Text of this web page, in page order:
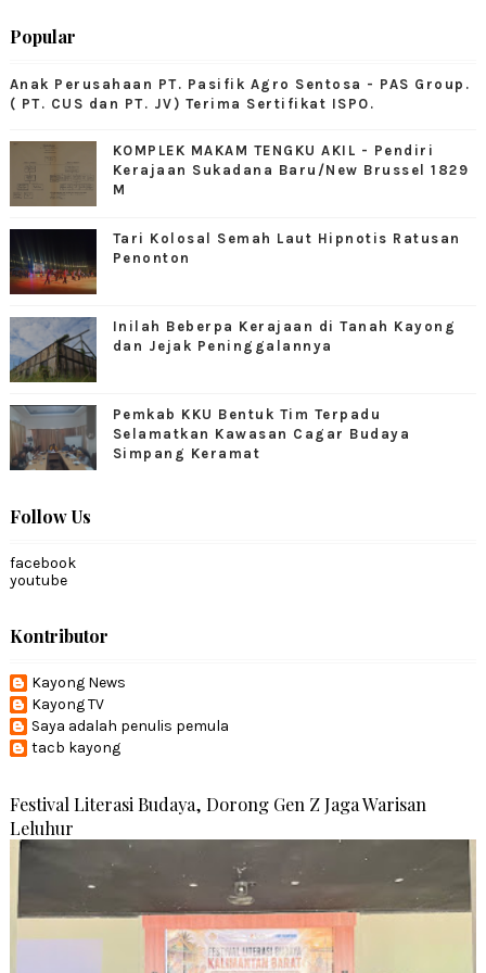
Popular
Anak Perusahaan PT. Pasifik Agro Sentosa - PAS Group.
( PT. CUS dan PT. JV) Terima Sertifikat ISPO.
KOMPLEK MAKAM TENGKU AKIL - Pendiri
Kerajaan Sukadana Baru/New Brussel 1829
M
Tari Kolosal Semah Laut Hipnotis Ratusan
Penonton
Inilah Beberpa Kerajaan di Tanah Kayong
dan Jejak Peninggalannya
Pemkab KKU Bentuk Tim Terpadu
Selamatkan Kawasan Cagar Budaya
Simpang Keramat
Follow Us
facebook
youtube
Kontributor
Kayong News
Kayong TV
Saya adalah penulis pemula
tacb kayong
Festival Literasi Budaya, Dorong Gen Z Jaga Warisan
Leluhur